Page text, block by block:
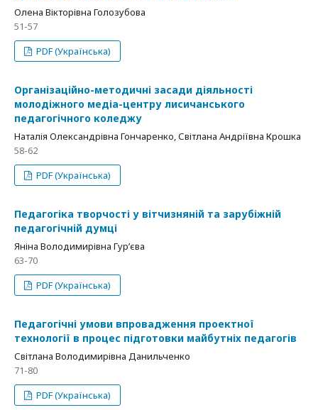
Олена Вікторівна Голозубова
51-57
PDF (Українська)
Організаційно-методичні засади діяльності
молодіжного медіа-центру лисичанського
педагогічного коледжу
Наталія Олександрівна Гончаренко, Світлана Андріївна Крошка
58-62
PDF (Українська)
Педагогіка творчості у вітчизняній та зарубіжній
педагогічній думці
Яніна Володимирівна Гур’єва
63-70
PDF (Українська)
Педагогічні умови впровадження проектної
технології в процес підготовки майбутніх педагогів
Світлана Володимирівна Данильченко
71-80
PDF (Українська)